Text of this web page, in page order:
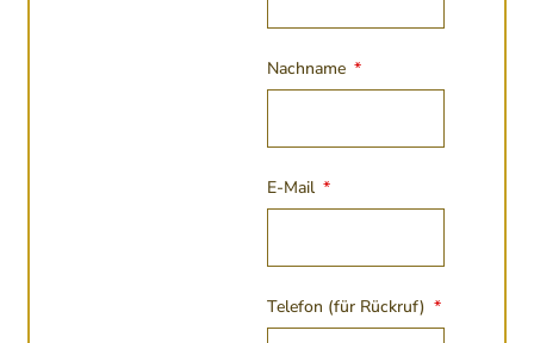
Nachname
E-Mail
Telefon (für Rückruf)